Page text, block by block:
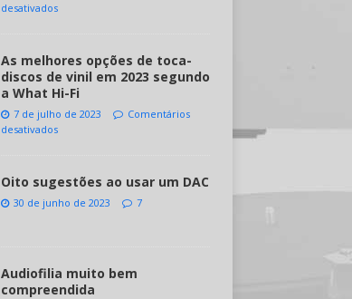
desativados
As melhores opções de toca-
discos de vinil em 2023 segundo
a What Hi-Fi
7 de julho de 2023
Comentários
desativados
Oito sugestões ao usar um DAC
30 de junho de 2023 7
Audiofilia muito bem
compreendida